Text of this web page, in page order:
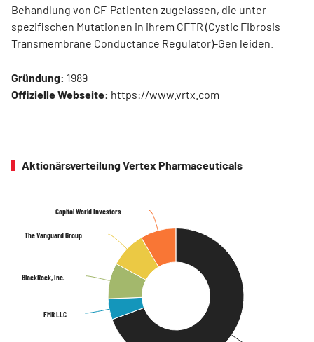
Behandlung von CF-Patienten zugelassen, die unter
spezifischen Mutationen in ihrem CFTR (Cystic Fibrosis
Transmembrane Conductance Regulator)-Gen leiden.
Gründung: 1989
Offizielle Webseite: https://www.vrtx.com
Aktionärsverteilung Vertex Pharmaceuticals
FMR LLC
FMR LLC
BlackRock, Inc.
BlackRock, Inc.
The Vanguard Group
The Vanguard Group
Capital World Investors
Capital World Investors